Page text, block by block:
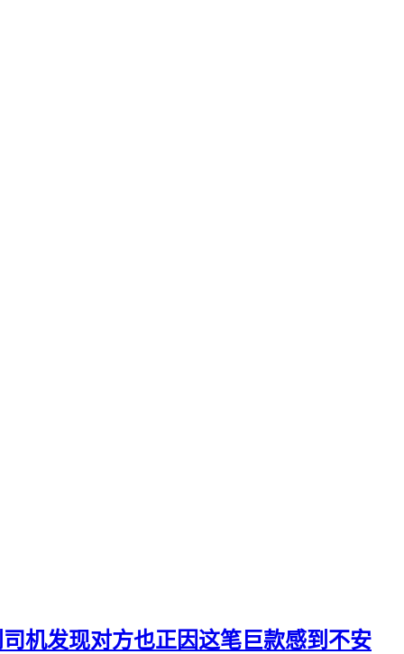
机发现对方也正因这笔巨款感到不安